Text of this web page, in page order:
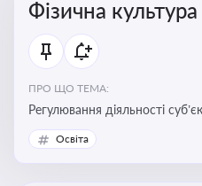
Фізична
ПРО ЩО ТЕМА:
Регулювання діяльності
сфері фізичної культури та
оздоровлення населення,
Освіта